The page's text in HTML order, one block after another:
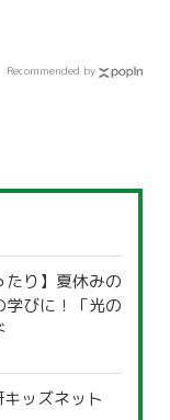
Recommended by
たり】夏休みの
学びに！「光の
ッズネット